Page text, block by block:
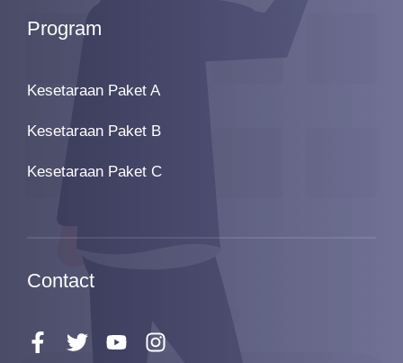
Program
Kesetaraan Paket A
Kesetaraan Paket B
Kesetaraan Paket C
Contact